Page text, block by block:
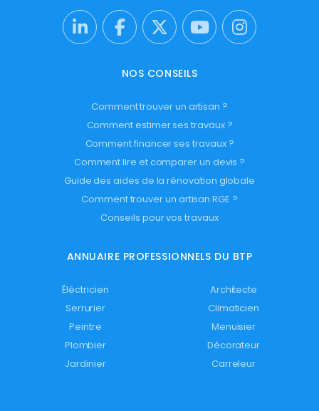
NOS CONSEILS
Comment trouver un artisan ?
Comment estimer ses travaux ?
Comment financer ses travaux ?
Comment lire et comparer un devis ?
Guide des aides de la rénovation globale
Comment trouver un artisan RGE ?
Conseils pour vos travaux
ANNUAIRE PROFESSIONNELS DU BTP
Éléctricien
Architecte
Serrurier
Climaticien
Peintre
Menuisier
Plombier
Décorateur
Jardinier
Carreleur